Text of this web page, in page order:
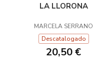
LA LLORONA
MARCELA SERRANO
Descatalogado
20,50 €